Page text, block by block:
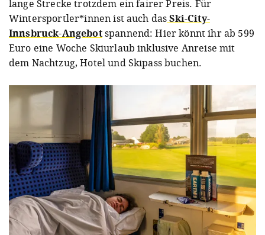
lange Strecke trotzdem ein fairer Preis. Für
Wintersportler*innen ist auch dasSki-City-
Innsbruck-Angebotspannend: Hier könnt ihr ab 599
Euro eine Woche Skiurlaub inklusive Anreise mit
dem Nachtzug, Hotel und Skipass buchen.